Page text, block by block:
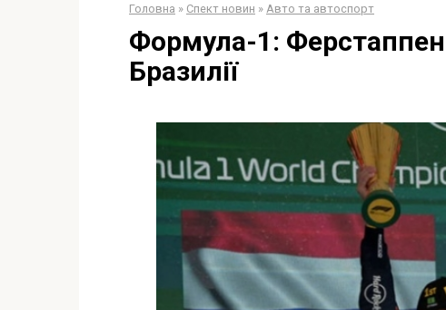
Головна » Спект новин » Авто та автоспорт
Формула-1: Ферстаппен
Бразилії